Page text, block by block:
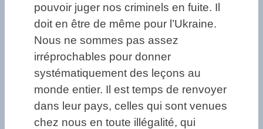
pouvoir juger nos criminels en fuite. Il
doit en être de même pour l’Ukraine.
Nous ne sommes pas assez
irréprochables pour donner
systématiquement des leçons au
monde entier. Il est temps de renvoyer
dans leur pays, celles qui sont venues
chez nous en toute illégalité, qui